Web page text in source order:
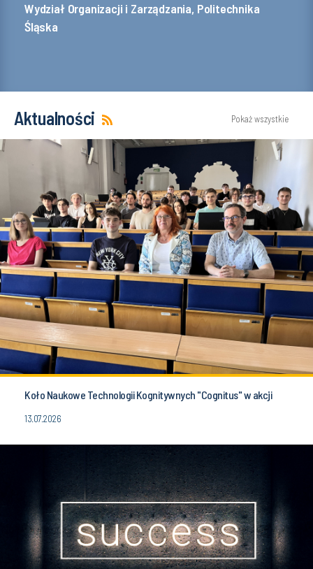
Wydział Organizacji i Zarządzania, Politechnika
Śląska
Aktualności Pokaż wszystkie
Koło Naukowe Technologii Kognitywnych "Cognitus" w akcji
13.07.2026